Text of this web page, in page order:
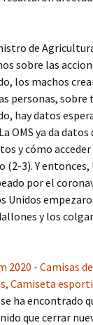
de
sobre las
los machos
personas, sobre
hay datos
OMS ya da
y cómo
3). Y entonces,
por el
Unidos
y los
ha encontrado
que cerrar